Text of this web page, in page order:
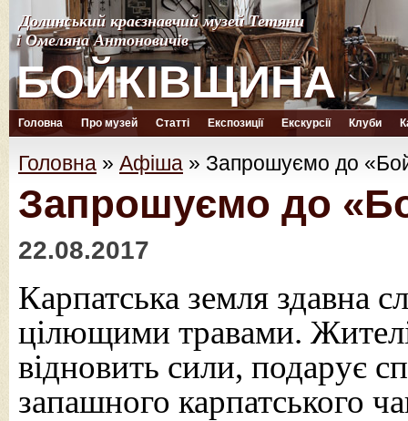
Долинський краєзнавчий музей Тетяни
і Омеляна Антоновичів
БОЙКІВЩИНА
Долинський краєзнавчий музей Тетяни
і Омеляна Антоновичів
БОЙКІВЩИНА
Головна Про музей Статті Експозиції Екскурсії Клуби
Головна » Афіша » Запрошуємо до
Запрошуємо до
22.08.2017
Карпатська земля здавна
цілющими травами.
відновить сили, подарує
запашного карпатського